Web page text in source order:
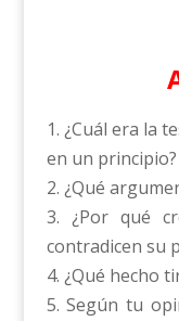
1. ¿Cuál era la
en un principio?
2. ¿Qué
3. ¿Por qué
contradicen su
4. ¿Qué hecho
5. Según tu